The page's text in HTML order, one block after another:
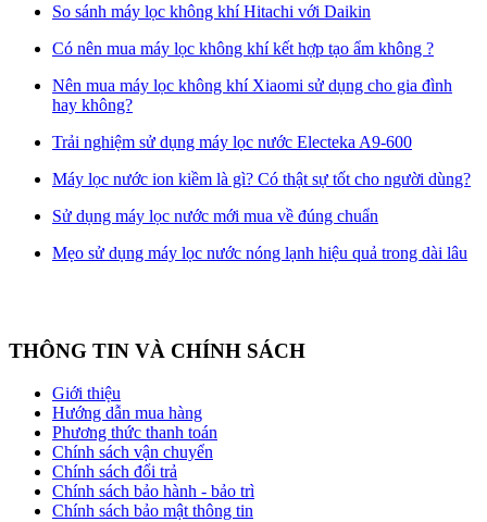
So sánh máy lọc không khí Hitachi với Daikin
Có nên mua máy lọc không khí kết hợp tạo ẩm không ?
Nên mua máy lọc không khí Xiaomi sử dụng cho gia đình
hay không?
Trải nghiệm sử dụng máy lọc nước Electeka A9-600
Máy lọc nước ion kiềm là gì? Có thật sự tốt cho người dùng?
Sử dụng máy lọc nước mới mua về đúng chuẩn
Mẹo sử dụng máy lọc nước nóng lạnh hiệu quả trong dài lâu
THÔNG TIN VÀ CHÍNH SÁCH
Giới thiệu
Hướng dẫn mua hàng
Phương thức thanh toán
Chính sách vận chuyển
Chính sách đổi trả
Chính sách bảo hành - bảo trì
Chính sách bảo mật thông tin